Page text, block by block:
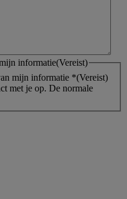
informatie(Vereist)
mijn informatie *(Vereist)
met je op. De normale